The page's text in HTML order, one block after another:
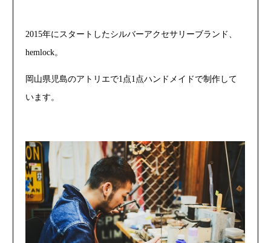
2015年にスタートしたシルバーアクセサリーブランド、
hemlock。
岡山県児島のアトリエで1点1点ハンドメイドで制作して
います。